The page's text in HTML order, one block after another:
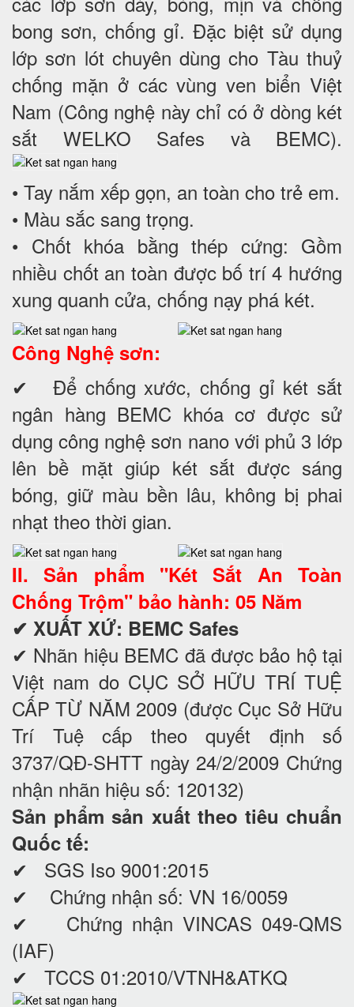
bong sơn, chống gỉ. Đặc biệt sử dụng
lớp sơn lót chuyên dùng cho Tàu thuỷ
chống mặn ở các vùng ven biển Việt
Nam (Công nghệ này chỉ có ở dòng két
sắt WELKO Safes và BEMC).
• Tay nắm xếp gọn, an toàn cho trẻ em.
• Màu sắc sang trọng.
• Chốt khóa bằng thép cứng: Gồm
nhiều chốt an toàn được bố trí 4 hướng
xung quanh cửa, chống nạy phá két.
Công Nghệ sơn:
✔ Để chống xước, chống gỉ két sắt
ngân hàng BEMC khóa cơ được sử
dụng công nghệ sơn nano với phủ 3 lớp
lên bề mặt giúp két sắt được sáng
bóng, giữ màu bền lâu, không bị phai
nhạt theo thời gian.
II. Sản phẩm "Két Sắt An Toàn
Chống Trộm" bảo hành: 05 Năm
✔ XUẤT XỨ: BEMC Safes
✔ Nhãn hiệu BEMC đã được bảo hộ tại
Việt nam do CỤC SỞ HỮU TRÍ TUỆ
CẤP TỪ NĂM 2009 (được Cục Sở Hữu
Trí Tuệ cấp theo quyết định số
3737/QĐ-SHTT ngày 24/2/2009 Chứng
nhận nhãn hiệu số: 120132)
Sản phẩm sản xuất theo tiêu chuẩn
Quốc tế:
✔ SGS Iso 9001:2015
✔ Chứng nhận số: VN 16/0059
✔ Chứng nhận VINCAS 049-QMS
(IAF)
✔ TCCS 01:2010/VTNH&ATKQ